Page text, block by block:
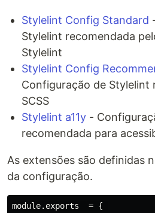
Stylelint Config Standard
Stylelint recomendada
Stylelint
Stylelint Config
Configuração de Stylelint
SCSS
Stylelint a11y -
recomendada para
As extensões são definidas
da configuração.
module.exports  = {